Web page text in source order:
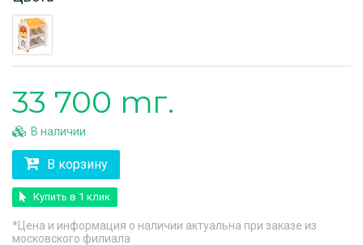
33 700 тг.
В наличии
В корзину
Купить в 1 клик
*Цена и информация о наличии актуальна при заказе из
московского филиала